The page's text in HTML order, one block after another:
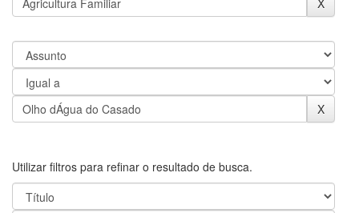
Utilizar filtros para refinar o resultado de busca.